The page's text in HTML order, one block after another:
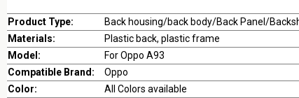
Product Type:
Back housing/back body/Back Panel/
Materials:
Plastic back, plastic frame
Model:
For Oppo A93
Compatible Brand:
Oppo
Color:
All Colors available